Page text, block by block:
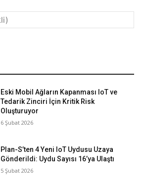
Eski Mobil Ağların Kapanması IoT ve
Tedarik Zinciri İçin Kritik Risk
Oluşturuyor
6 Şubat 2026
Plan-S’ten 4 Yeni IoT Uydusu Uzaya
Gönderildi: Uydu Sayısı 16’ya Ulaştı
5 Şubat 2026